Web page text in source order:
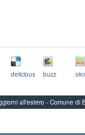
delicious buzz
all'estero - Comune